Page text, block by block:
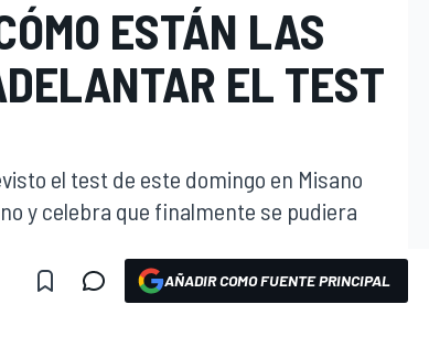
ESTÁN LAS
EL TEST
el test de este domingo en Misano
y celebra que finalmente se pudiera
AÑADIR COMO FUENTE PRINCIPAL